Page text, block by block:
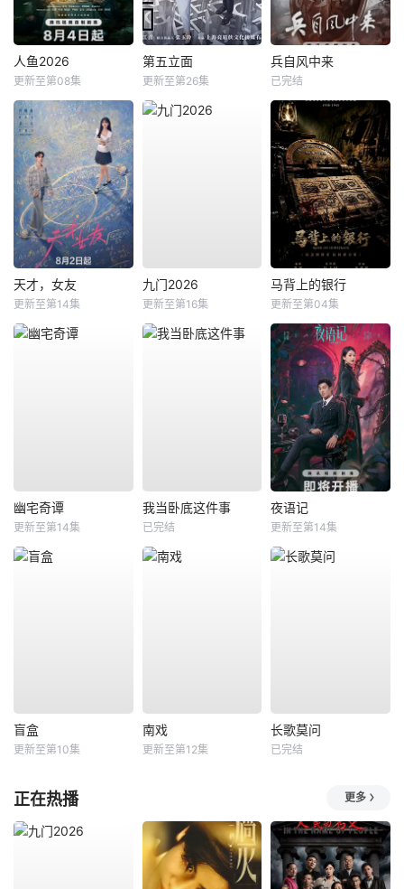
人鱼2026
更新至第08集
第五立面
更新至第26集
兵自风中来
已完结
天才，女友
更新至第14集
九门2026
更新至第16集
马背上的银行
更新至第04集
幽宅奇谭
更新至第14集
我当卧底这件事
已完结
夜语记
更新至第14集
盲盒
更新至第10集
南戏
更新至第12集
长歌莫问
已完结
正在热播 更多